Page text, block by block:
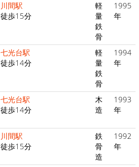
川間駅
徒歩15分
軽
量
鉄
骨
1995
年
七光台駅
徒歩14分
軽
量
鉄
骨
1994
年
七光台駅
徒歩14分
木
造
1993
年
川間駅
徒歩15分
鉄
骨
造
1992
年